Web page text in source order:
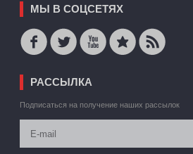
МЫ В СОЦСЕТЯХ
РАССЫЛКА
Подписаться на получение наших рассылок